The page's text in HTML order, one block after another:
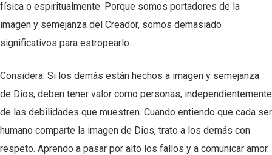
física o espiritualmente. Porque somos portadores de la
imagen y semejanza del Creador, somos demasiado
significativos para estropearlo.
Considera. Si los demás están hechos a imagen y semejanza
de Dios, deben tener valor como personas, independientemente
de las debilidades que muestren. Cuando entiendo que cada ser
humano comparte la imagen de Dios, trato a los demás con
respeto. Aprendo a pasar por alto los fallos y a comunicar amor.